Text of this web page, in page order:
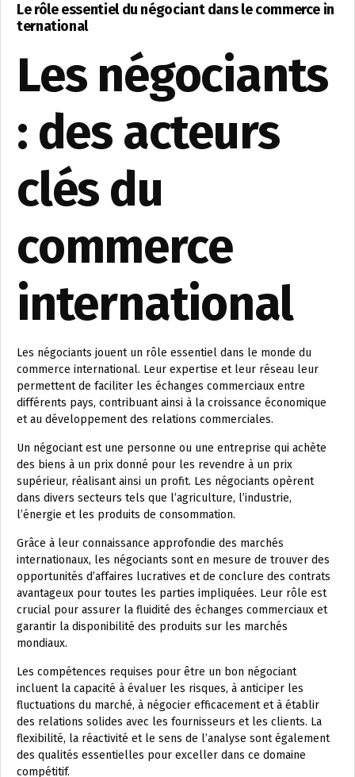
Le rôle essentiel du négociant dans le commerce in
ternational
Les négociants
: des acteurs
clés du
commerce
international
Les négociants jouent un rôle essentiel dans le monde du
commerce international. Leur expertise et leur réseau leur
permettent de faciliter les échanges commerciaux entre
différents pays, contribuant ainsi à la croissance économique
et au développement des relations commerciales.
Un négociant est une personne ou une entreprise qui achète
des biens à un prix donné pour les revendre à un prix
supérieur, réalisant ainsi un profit. Les négociants opèrent
dans divers secteurs tels que l’agriculture, l’industrie,
l’énergie et les produits de consommation.
Grâce à leur connaissance approfondie des marchés
internationaux, les négociants sont en mesure de trouver des
opportunités d’affaires lucratives et de conclure des contrats
avantageux pour toutes les parties impliquées. Leur rôle est
crucial pour assurer la fluidité des échanges commerciaux et
garantir la disponibilité des produits sur les marchés
mondiaux.
Les compétences requises pour être un bon négociant
incluent la capacité à évaluer les risques, à anticiper les
fluctuations du marché, à négocier efficacement et à établir
des relations solides avec les fournisseurs et les clients. La
flexibilité, la réactivité et le sens de l’analyse sont également
des qualités essentielles pour exceller dans ce domaine
compétitif.